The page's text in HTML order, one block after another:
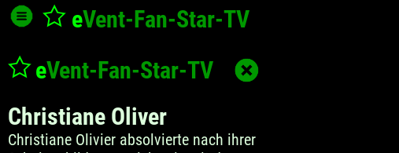
eVent-Fan-Star-TV
eVent-Fan-Star-TV
Christiane Oliver
Christiane Olivier absolvierte nach ihrer